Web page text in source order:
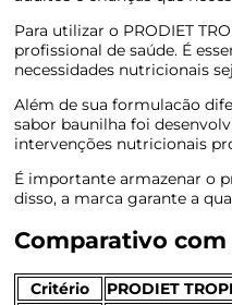
Para utilizar o PRODIET
profissional de saúde. É
necessidades nutricionais
Além de sua formulacão
sabor baunilha foi
intervenções nutricionais
É importante armazenar o
disso, a marca garante a
Comparativo
Critério PRODIET